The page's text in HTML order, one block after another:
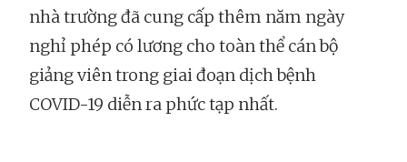
nhà trường đã cung cấp thêm năm ngày
nghỉ phép có lương cho toàn thể cán bộ
giảng viên trong giai đoạn dịch bệnh
COVID-19 diễn ra phức tạp nhất.